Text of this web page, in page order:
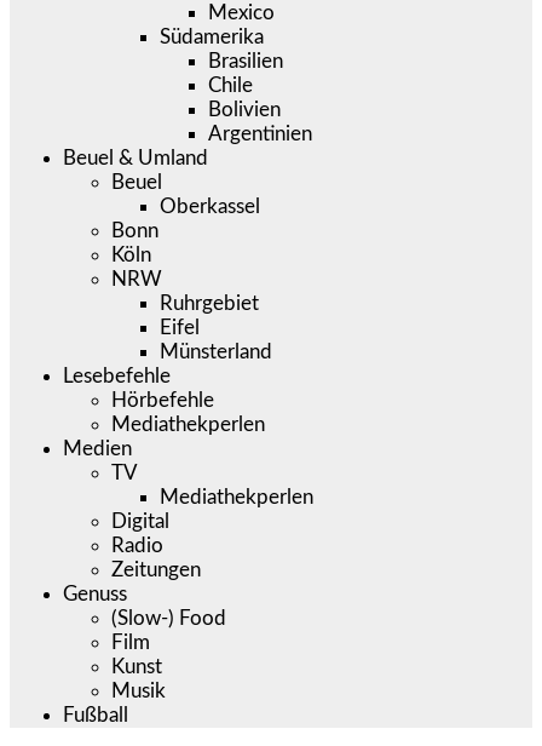
Mexico
Südamerika
Brasilien
Chile
Bolivien
Argentinien
Beuel & Umland
Beuel
Oberkassel
Bonn
Köln
NRW
Ruhrgebiet
Eifel
Münsterland
Lesebefehle
Hörbefehle
Mediathekperlen
Medien
TV
Mediathekperlen
Digital
Radio
Zeitungen
Genuss
(Slow-) Food
Film
Kunst
Musik
Fußball